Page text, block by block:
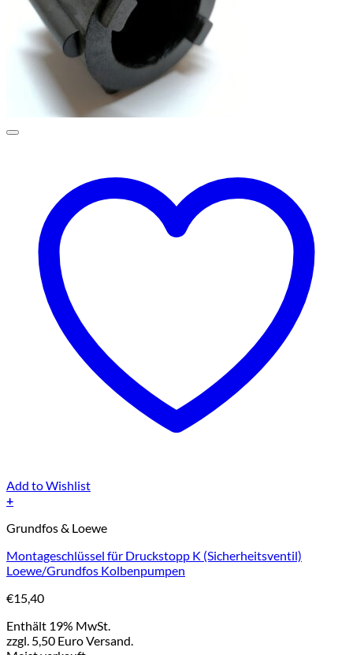
Add to Wishlist
+
Grundfos & Loewe
Montageschlüssel für Druckstopp K (Sicherheitsventil)
Loewe/Grundfos Kolbenpumpen
€15,40
Enthält 19% MwSt.
zzgl. 5,50 Euro Versand.